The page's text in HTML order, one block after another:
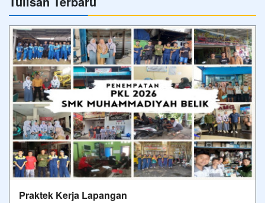
Praktek Kerja Lapangan